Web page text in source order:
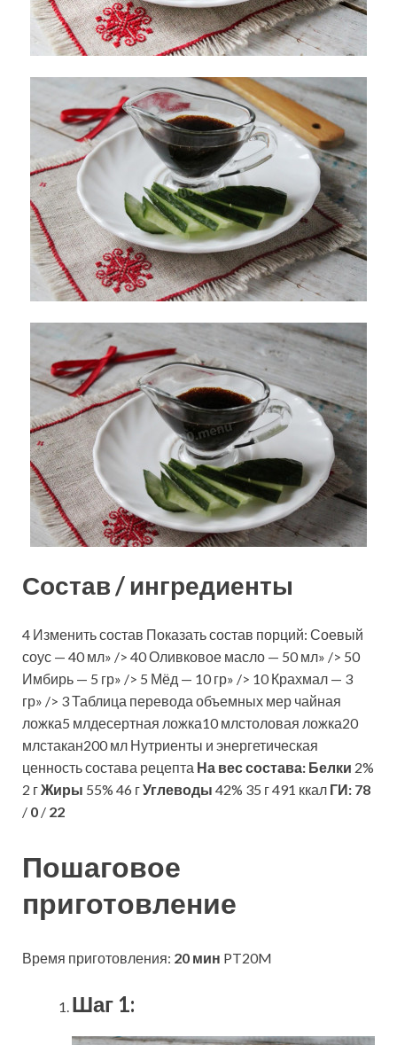
Состав / ингредиенты
4 Изменить состав Показать состав порций: Соевый
соус — 40 мл» /> 40 Оливковое масло — 50 мл» /> 50
Имбирь — 5 гр» /> 5 Мёд — 10 гр» /> 10 Крахмал — 3
гр» /> 3 Таблица перевода объемных мер чайная
ложка5 млдесертная ложка10 млстоловая ложка20
млстакан200 мл Нутриенты и энергетическая
ценность состава рецепта На вес состава: Белки 2%
2 гЖиры 55% 46 гУглеводы 42% 35 г 491 ккал ГИ: 78
/ 0 / 22
Пошаговое
приготовление
Время приготовления: 20 мин PT20M
Шаг 1: